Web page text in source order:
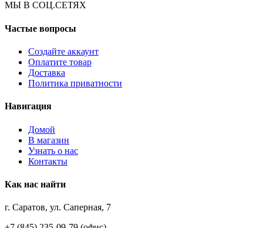
МЫ В СОЦ.СЕТЯХ
Частые вопросы
Создайте аккаунт
Оплатите товар
Доставка
Политика приватности
Навигация
Домой
В магазин
Узнать о нас
Контакты
Как нас найти
г. Саратов, ул. Саперная, 7